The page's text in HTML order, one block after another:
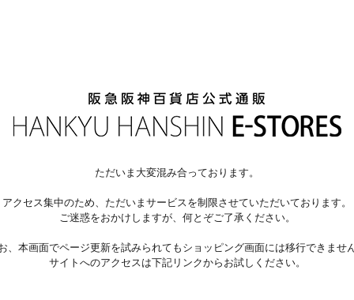
ただいま大変混み合っております。
アクセス集中のため、ただいまサービスを制限させていただいております。
ご迷惑をおかけしますが、何とぞご了承ください。
、本画面でページ更新を試みられてもショッピング画面には移行できませ
サイトへのアクセスは下記リンクからお試しください。